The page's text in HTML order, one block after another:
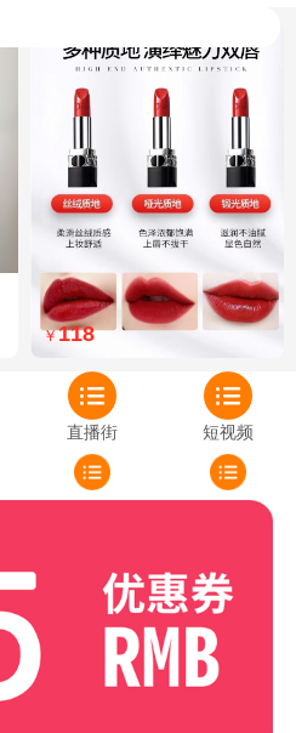
Dior迪奥全新烈艳蓝金口红品
牌授权经典藤格纹饰带丝绒质
地999色号传奇红唇哑光 哑光
￥118
直播街 短视频